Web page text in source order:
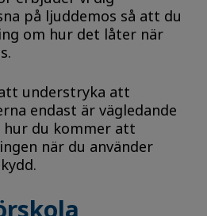
på ljuddemos så att du
om hur det låter när
understryka att
endast är vägledande
hur du kommer att
när du använder